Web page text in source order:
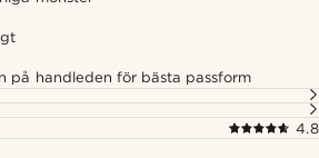
på handleden för bästa passform
4.8